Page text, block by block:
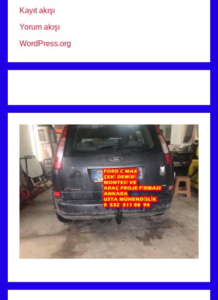
Kayıt akışı
Yorum akışı
WordPress.org